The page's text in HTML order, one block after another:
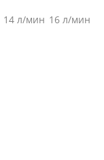
14 л/мин 16 л/мин